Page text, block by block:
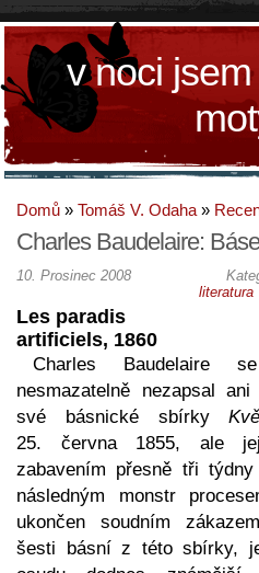
v noci
Domů » Tomáš V. Odaha »
Charles Baudelaire:
literatura
10. Prosinec 2008
Les paradis
artificiels, 1860
Charles Baudelaire
nesmazatelně nezapsal
své básnické sbírky
25. června 1855, ale
zabavením přesně tři
následným monstr
ukončen soudním
šesti básní z této sbírky,